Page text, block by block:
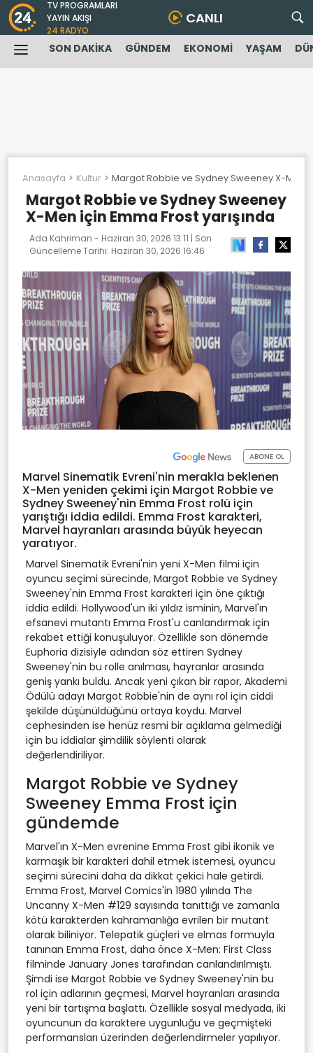
TV PROGRAMLARI
YAYIN AKIŞI
24 RADYO
CANLI
SON DAKİKA GÜNDEM EKONOMİ YAŞAM
Anasayfa Kultur Margot Robbie ve Sydney Sweeney X-Men
Margot Robbie ve Sydney Sweeney
X-Men için Emma Frost yarışında
Ada Kahriman - Haziran 30, 2026 13:11 | Son
Güncelleme Tarihi: Haziran 30, 2026 16:46
ABONE OL
Marvel Sinematik Evreni'nin merakla beklenen
X-Men yeniden çekimi için Margot Robbie ve
Sydney Sweeney'nin Emma Frost rolü için
yarıştığı iddia edildi. Emma Frost karakteri,
Marvel hayranları arasında büyük heyecan
yaratıyor.
Marvel Sinematik Evreni'nin yeni X-Men filmi için
oyuncu seçimi sürecinde, Margot Robbie ve Sydney
Sweeney'nin Emma Frost karakteri için öne çıktığı
iddia edildi. Hollywood'un iki yıldız isminin, Marvel'ın
efsanevi mutantı Emma Frost'u canlandırmak için
rekabet ettiği konuşuluyor. Özellikle son dönemde
Euphoria dizisiyle adından söz ettiren Sydney
Sweeney'nin bu rolle anılması, hayranlar arasında
geniş yankı buldu. Ancak yeni çıkan bir rapor, Akademi
Ödülü adayı Margot Robbie'nin de aynı rol için ciddi
şekilde düşünüldüğünü ortaya koydu. Marvel
cephesinden ise henüz resmi bir açıklama gelmediği
için bu iddialar şimdilik söylenti olarak
değerlendiriliyor.
Margot Robbie ve Sydney
Sweeney Emma Frost için
gündemde
Marvel'ın X-Men evrenine Emma Frost gibi ikonik ve
karmaşık bir karakteri dahil etmek istemesi, oyuncu
seçimi sürecini daha da dikkat çekici hale getirdi.
Emma Frost, Marvel Comics'in 1980 yılında The
Uncanny X-Men #129 sayısında tanıttığı ve zamanla
kötü karakterden kahramanlığa evrilen bir mutant
olarak biliniyor. Telepatik güçleri ve elmas formuyla
tanınan Emma Frost, daha önce X-Men: First Class
filminde January Jones tarafından canlandırılmıştı.
Şimdi ise Margot Robbie ve Sydney Sweeney'nin bu
rol için adlarının geçmesi, Marvel hayranları arasında
yeni bir tartışma başlattı. Özellikle sosyal medyada, iki
oyuncunun da karaktere uygunluğu ve geçmişteki
performansları üzerinden değerlendirmeler yapılıyor.